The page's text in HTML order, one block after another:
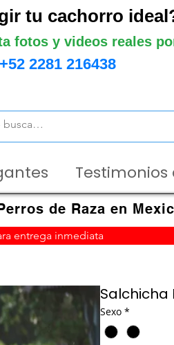
tu cachorro
fotos y videos reales
+52 2281 216438
de Raza en
entrega inmediata
Salchicha
Sexo *